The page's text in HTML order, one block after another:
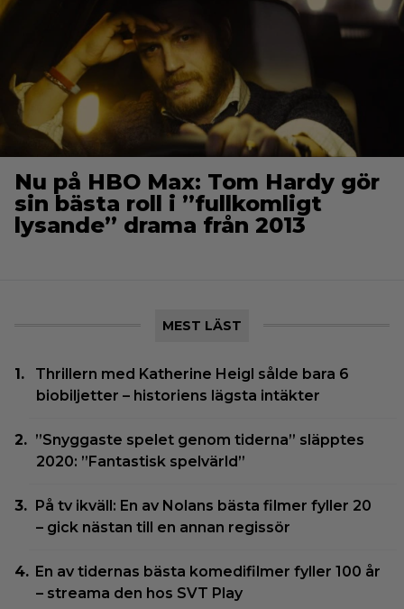
Nu på HBO Max: Tom Hardy gör
sin bästa roll i ”fullkomligt
lysande” drama från 2013
MEST LÄST
Thrillern med Katherine Heigl sålde bara 6
biobiljetter – historiens lägsta intäkter
”Snyggaste spelet genom tiderna” släpptes
2020: ”Fantastisk spelvärld”
På tv ikväll: En av Nolans bästa filmer fyller 20
– gick nästan till en annan regissör
En av tidernas bästa komedifilmer fyller 100 år
– streama den hos SVT Play